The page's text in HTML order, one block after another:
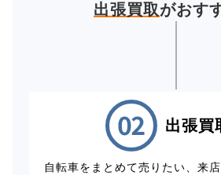
出張買取がおす
出張買
自転車をまとめて売りたい、来